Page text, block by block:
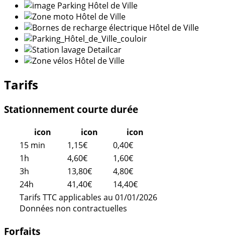
Tarifs
Stationnement courte durée
icon icon
icon
15 min
1,15€
0,40€
1h
4,60€
1,60€
3h
13,80€
4,80€
24h
41,40€
14,40€
Tarifs TTC applicables au 01/01/2026
Données non contractuelles
Forfaits